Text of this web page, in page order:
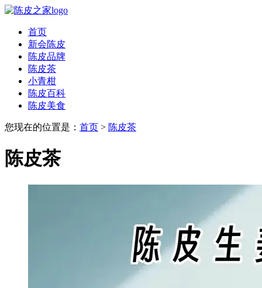
首页
新会陈皮
陈皮品牌
陈皮茶
小青柑
陈皮百科
陈皮美食
您现在的位置是： 首页 > 陈皮茶
陈皮茶